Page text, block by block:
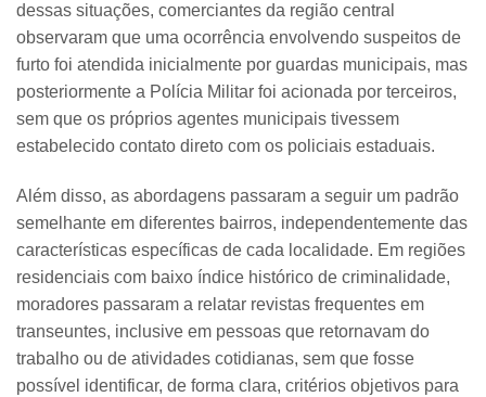
dessas situações, comerciantes da região central
observaram que uma ocorrência envolvendo suspeitos de
furto foi atendida inicialmente por guardas municipais, mas
posteriormente a Polícia Militar foi acionada por terceiros,
sem que os próprios agentes municipais tivessem
estabelecido contato direto com os policiais estaduais.
Além disso, as abordagens passaram a seguir um padrão
semelhante em diferentes bairros, independentemente das
características específicas de cada localidade. Em regiões
residenciais com baixo índice histórico de criminalidade,
moradores passaram a relatar revistas frequentes em
transeuntes, inclusive em pessoas que retornavam do
trabalho ou de atividades cotidianas, sem que fosse
possível identificar, de forma clara, critérios objetivos para